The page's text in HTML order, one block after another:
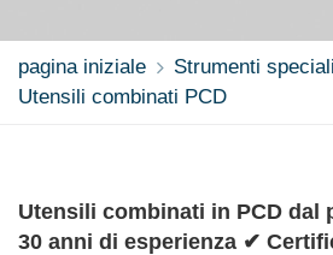
pagina iniziale
Strumenti speciali
Utensili combinati PCD
Utensili combinati in PCD dal
30 anni di esperienza ✔